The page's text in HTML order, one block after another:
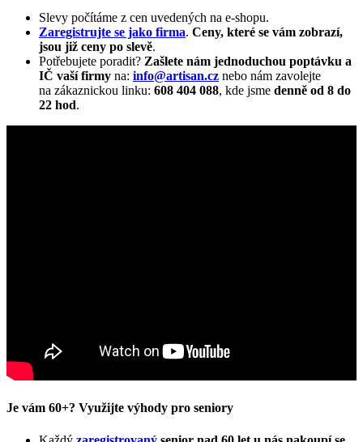
Slevy počítáme z cen uvedených na e-shopu.
Zaregistrujte se jako firma. Ceny, které se vám zobrazí,
jsou již ceny po slevě.
Potřebujete poradit? Zašlete nám jednoduchou poptávku a
IČ vaší firmy na: info@artisan.cz nebo nám zavolejte
na zákaznickou linku: 608 404 088, kde jsme denně od 8 do
22 hod.
Je vám 60+? Využijte výhody pro seniory